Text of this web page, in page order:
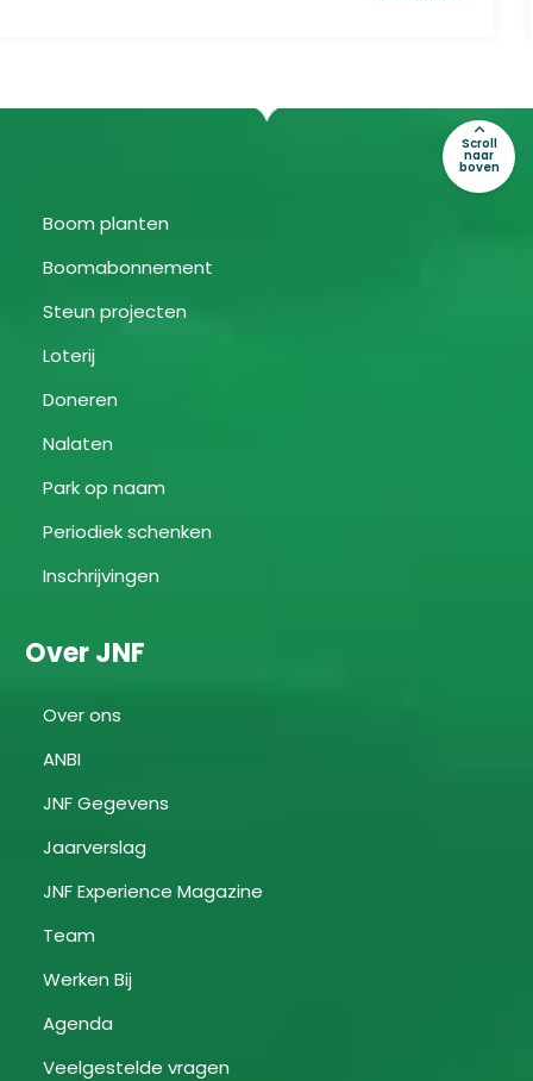
Boom planten
Boomabonnement
Steun projecten
Loterij
Doneren
Nalaten
Park op naam
Periodiek schenken
Inschrijvingen
Over JNF
Over ons
ANBI
JNF Gegevens
Jaarverslag
JNF Experience Magazine
Team
Werken Bij
Agenda
Veelgestelde vragen
Scroll
naar
boven